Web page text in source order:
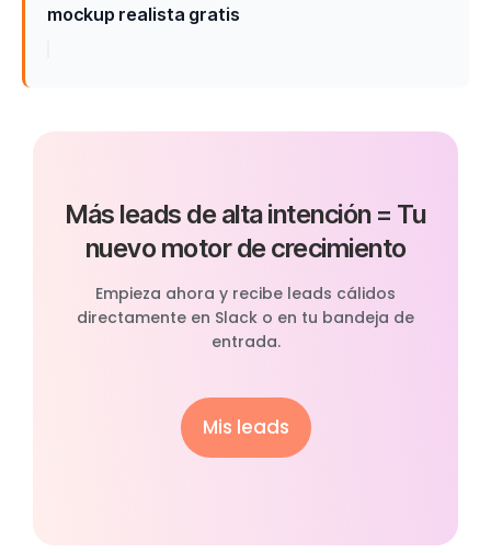
mockup realista gratis
Más leads de alta intención = Tu
nuevo motor de crecimiento
Empieza ahora y recibe leads cálidos
directamente en Slack o en tu bandeja de
entrada.
Mis leads